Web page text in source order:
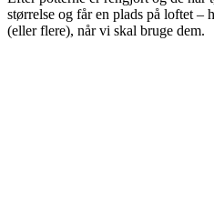
størrelse og får en plads på loftet –
(eller flere), når vi skal bruge dem.